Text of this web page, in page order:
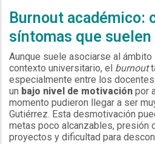
Burnout académico:
síntomas que
Aunque suele asociarse al ámbito
contexto universitario, el burnout
especialmente entre los
un bajo nivel de motivación por
momento pudieron llegar a ser
Gutiérrez. Esta desmotivación
metas poco alcanzables, presión
proyectos y dificultad para